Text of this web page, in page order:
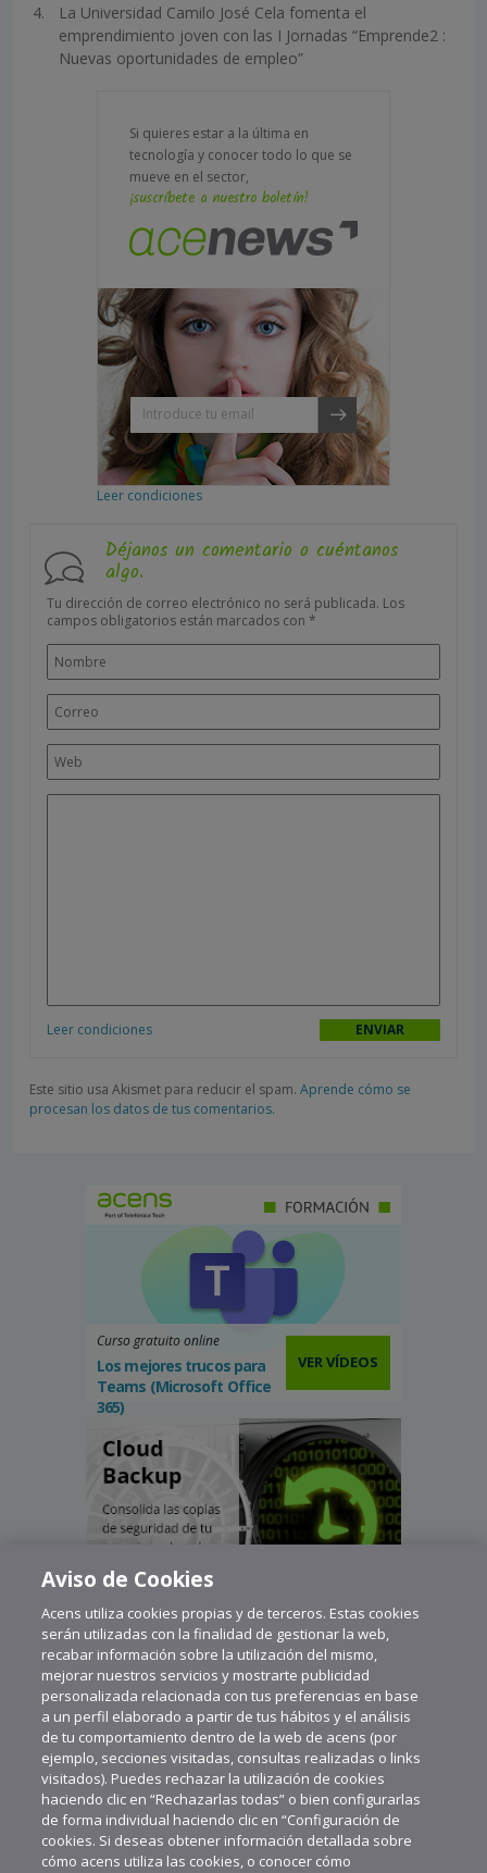
La Universidad Camilo José Cela fomenta el
emprendimiento joven con las I Jornadas “Emprende2 :
Nuevas oportunidades de empleo”
Si quieres estar a la última en
tecnología y conocer todo lo que se
mueve en el sector,
¡suscríbete a nuestro boletín!
Leer condiciones
Déjanos un comentario o cuéntanos
algo.
Tu dirección de correo electrónico no será publicada. Los
campos obligatorios están marcados con *
Leer condiciones
Este sitio usa Akismet para reducir el spam. Aprende cómo se
procesan los datos de tus comentarios.
Curso gratuito online
Los mejores trucos para
Teams (Microsoft Office
365)
VER VÍDEOS
Aviso de Cookies
Acens utiliza cookies propias y de terceros. Estas cookies
serán utilizadas con la finalidad de gestionar la web,
recabar información sobre la utilización del mismo,
mejorar nuestros servicios y mostrarte publicidad
personalizada relacionada con tus preferencias en base
a un perfil elaborado a partir de tus hábitos y el análisis
de tu comportamiento dentro de la web de acens (por
ejemplo, secciones visitadas, consultas realizadas o links
visitados). Puedes rechazar la utilización de cookies
haciendo clic en “Rechazarlas todas” o bien configurarlas
de forma individual haciendo clic en “Configuración de
cookies. Si deseas obtener información detallada sobre
cómo acens utiliza las cookies, o conocer cómo